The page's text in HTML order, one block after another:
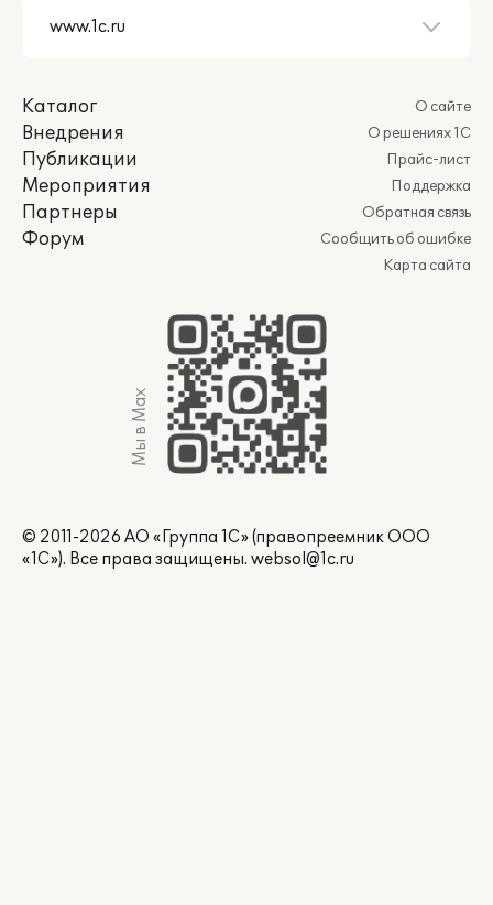
Каталог
Внедрения
Публикации
Мероприятия
Партнеры
Форум
О сайте
О решениях 1С
Прайс-лист
Поддержка
Обратная связь
Сообщить об ошибке
Карта сайта
Мы в Max
© 2011-2026 АО «Группа 1С» (правопреемник ООО
«1С»). Все права защищены. websol@1c.ru